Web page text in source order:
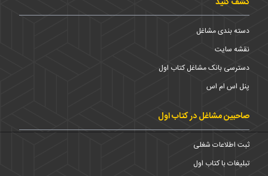
دسته بندی مشاغل
نقشه سایت
دسترسی بانک مشاغل کتاب اول
پنل اس ام اس
صاحبین مشاغل در کتاب اول
ثبت اطلاعات شغلی
تبلیغات با کتاب اول